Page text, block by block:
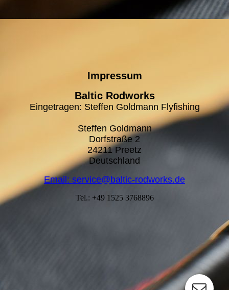
Impressum
Baltic Rodworks
Eingetragen: Steffen Goldmann Flyfishing
Steffen Goldmann
Dorfstraße 2
24211 Preetz
Deutschland
Email: service@baltic-rodworks.de
Tel.: +49 1525 3768896